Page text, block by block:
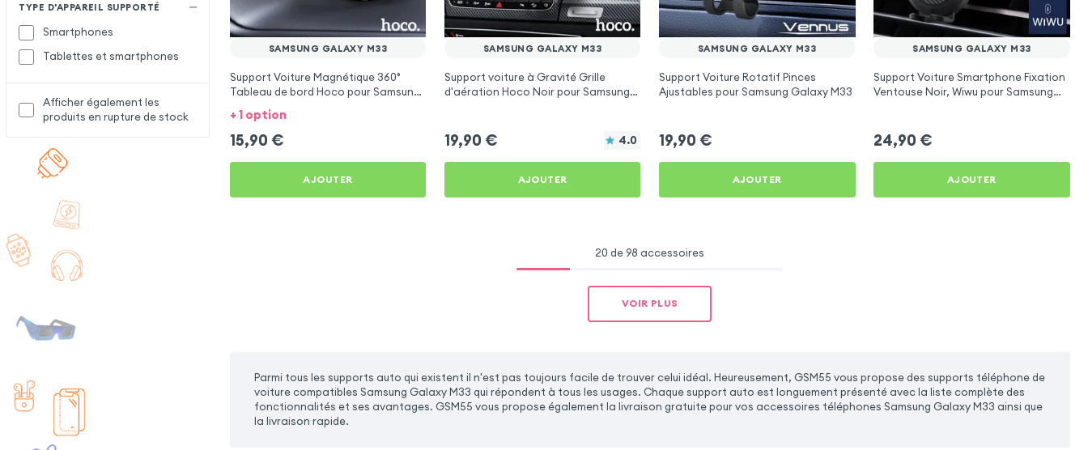
TYPE D'APPAREIL SUPPORTÉ
Smartphones
Tablettes et smartphones
Afficher également les
produits en rupture de stock
SAMSUNG GALAXY M33
Support Voiture Magnétique 360°
Tableau de bord Hoco pour Samsung
Galaxy M33
+ 1 option
15,90 €
AJOUTER
SAMSUNG GALAXY M33
Support voiture à Gravité Grille
d'aération Hoco Noir pour Samsung
19,90 € 4.0
AJOUTER
SAMSUNG GALAXY M33
Support Voiture Rotatif Pinces
Ajustables pour Samsung Galaxy M33
19,90 €
AJOUTER
SAMSUNG GALAXY M33
Support Voiture Smartphone Fixation
Ventouse Noir, Wiwu pour Samsung
24,90 €
AJOUTER
20 de 98 accessoires
VOIR PLUS
Parmi tous les supports auto qui existent il n'est pas toujours facile de trouver celui idéal. Heureusement, GSM55 vous propose des supports téléphone de
voiture compatibles Samsung Galaxy M33 qui répondent à tous les usages. Chaque support auto est longuement présenté avec la liste complète des
fonctionnalités et ses avantages. GSM55 vous propose également la livraison gratuite pour vos accessoires téléphones Samsung Galaxy M33 ainsi que
la livraison rapide.